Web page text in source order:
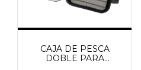
CAJA DE PESCA
DOBLE PARA